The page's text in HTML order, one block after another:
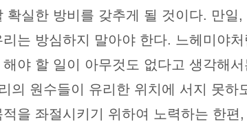
실한 방비를 갖추게 될 것이다. 만일
는 방심하지 말아야 한다. 느헤미야
야 할 일이 아무것도 없다고 생각해
의 원수들이 유리한 위치에 서지 못하
을 좌절시키기 위하여 노력하는 한편